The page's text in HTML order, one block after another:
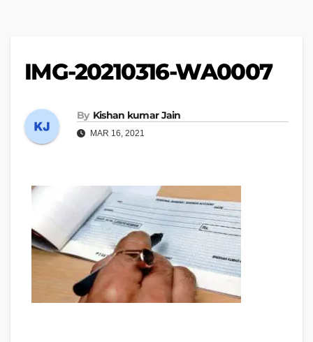
IMG-20210316-WA0007
By Kishan kumar Jain
MAR 16, 2021